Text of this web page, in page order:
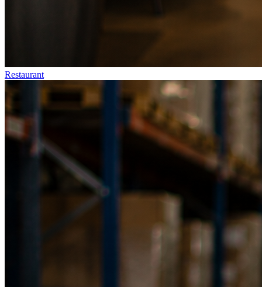
Restaurant